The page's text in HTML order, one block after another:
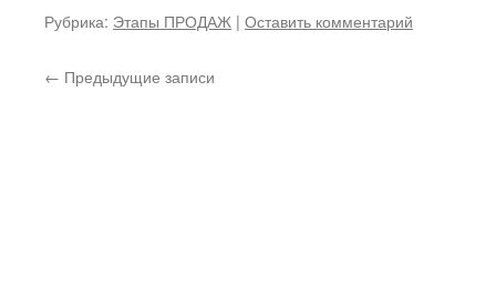
Рубрика: Этапы ПРОДАЖ | Оставить комментарий
← Предыдущие записи